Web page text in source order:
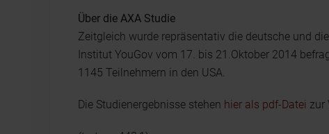
Über die AXA Studie
Zeitgleich wurde repräsentativ die deutsche und
Institut YouGov vom 17. bis 21.Oktober 2014
1145 Teilnehmern in den USA.
Die Studienergebnisse stehen hier als pdf-Datei zur